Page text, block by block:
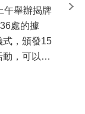
午舉辦揭牌
處的據
式，頒發15
，可以更
苗